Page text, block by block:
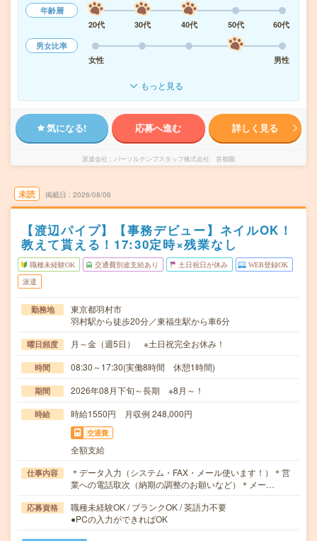
年齢層
20代
30代 40代 50代
60代
男女比率
女性
男性
もっと見る
気になる! 応募へ進む 詳しく見る
派遣会社 パーソルテンプスタッフ株式会社 首都圏
未読 掲載日 2026/08/06
【渡辺パイプ】【事務デビュー】ネイルOK！
教えて貰える！17:30定時×残業なし
職種未経験OK 交通費別途支給あり 土日祝日が休み WEB登録OK
派遣
勤務地
東京都羽村市
羽村駅から徒歩20分／東福生駅から車6分
曜日頻度 月～金（週5日） ※土日祝完全お休み！
時間 08:30～17:30(実働8時間 休憩1時間)
期間 2026年08月下旬～長期 ※8月～！
時給 時給1550円 月収例 248,000円
交通費
全額支給
仕事内容
＊データ入力（システム・FAX・メール使います！）＊営
業への電話取次（納期の調整のお願いなど）＊メー…
応募資格
職種未経験OK / ブランクOK / 英語力不要
●PCの入力ができればOK